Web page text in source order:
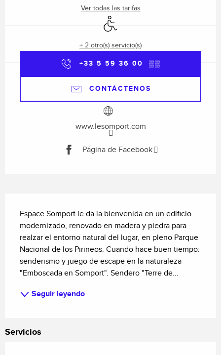
Ver todas las tarifas
Acceso para minusválidos
+ 2 otro(s) servicio(s)
+33 5 59 36 00 ▒▒
CONTÁCTENOS
www.lesomport.com
Página de Facebook
Espace Somport le da la bienvenida en un edificio
modernizado, renovado en madera y piedra para
realzar el entorno natural del lugar, en pleno Parque
Nacional de los Pirineos. Cuando hace buen tiempo:
senderismo y juego de escape en la naturaleza
"Emboscada en Somport". Sendero "Terre de...
Seguir leyendo
Servicios